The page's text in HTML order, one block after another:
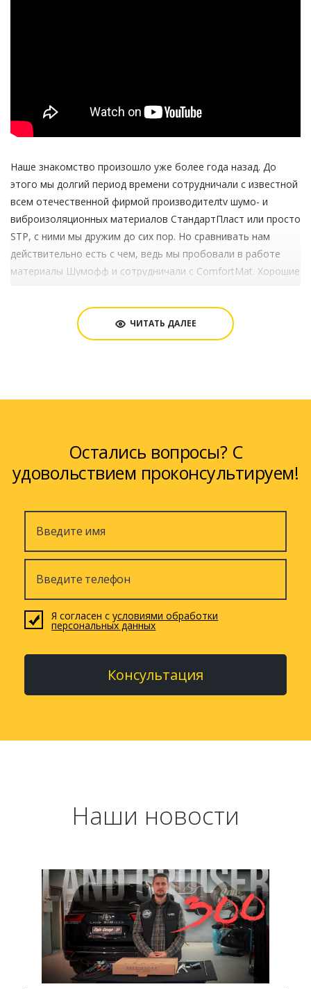
Наше знакомство произошло уже более года назад. До
этого мы долгий период времени сотрудничали с известной
всем отечественной фирмой производителtv шумо- и
виброизоляционных материалов СтандартПласт или просто
STP, с ними мы дружим до сих пор. Но сравнивать нам
действительно есть с чем, ведь мы пробовали в работе
материалы Шумофф и сотрудничали с ComfortMat. Хорошие
Скажем сразу: при любом выборе производителя мы
работаем только с его премиальной линейкой материалов!
ЧИТАТЬ ДАЛЕЕ
Остались вопросы? С
удовольствием проконсультируем!
Я согласен сусловиями обработки
персональных данных
Консультация
Наши новости